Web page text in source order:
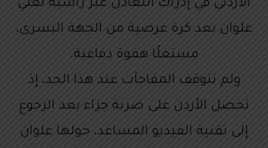
الأردني في إدراك التعادل عبر رأسية لعلي
علوان بعد كرة عرضية من الجهة اليسرى،
مستغلًا هفوة دفاعية.
ولم تتوقف المفاجآت عند هذا الحد، إذ
تحصل الأردن على ضربة جزاء بعد الرجوع
إلى تقنية الفيديو المساعد، حولها علوان